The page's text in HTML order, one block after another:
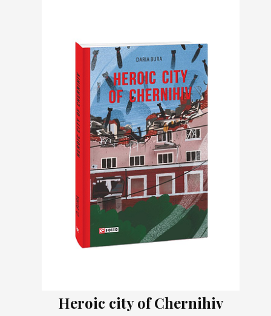
Heroic city of Chernihiv